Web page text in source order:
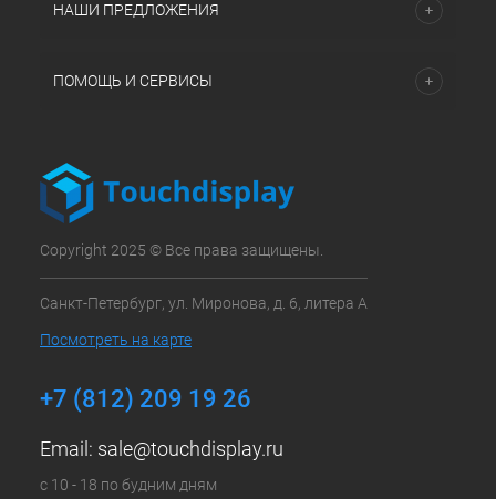
НАШИ ПРЕДЛОЖЕНИЯ
ПОМОЩЬ И СЕРВИСЫ
Copyright 2025 © Все права защищены.
Санкт-Петербург, ул. Миронова, д. 6, литера А
Посмотреть на карте
+7 (812) 209 19 26
Email: sale@touchdisplay.ru
с 10 - 18 по будним дням